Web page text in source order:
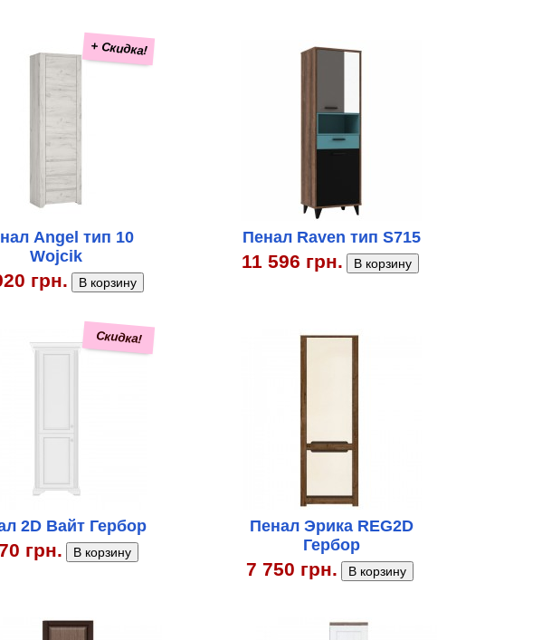
+ Скидка!
Angel тип 10
Wojcik
грн.
Пенал Raven тип S715
11 596 грн.
Скидка!
2D Вайт Гербор
грн.
Пенал Эрика REG2D
Гербор
7 750 грн.